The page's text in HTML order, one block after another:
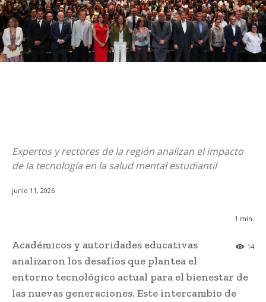
Expertos y rectores de la región analizan el impacto
de la tecnología en la salud mental estudiantil
junio 11, 2026
1 min.
14
Académicos y autoridades educativas
analizaron los desafíos que plantea el
entorno tecnológico actual para el bienestar de
las nuevas generaciones. Este intercambio de